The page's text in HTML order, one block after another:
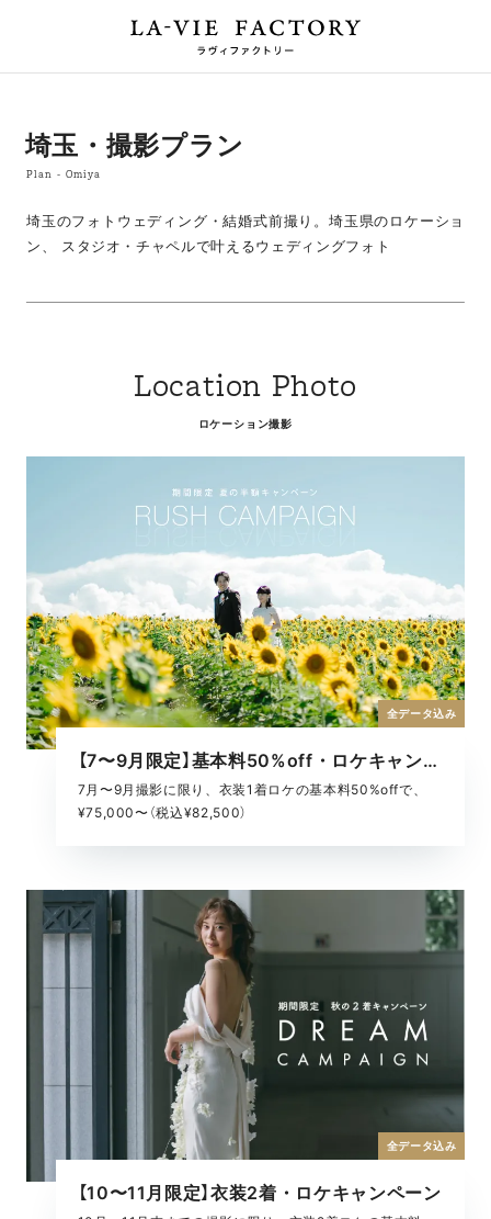
埼玉・撮影プラン
Plan - Omiya
埼玉のフォトウェディング・結婚式前撮り。埼玉県のロケーショ
ン、
スタジオ・チャペルで叶えるウェディングフォト
Location Photo
ロケーション撮影
【7〜9月限定】基本料50%off・ロケキャンペーン
7月〜9月撮影に限り、衣装1着ロケの基本料50%offで、
¥75,000〜（税込¥82,500）
全データ込み
【10〜11月限定】衣装2着・ロケキャンペーン
全データ込み